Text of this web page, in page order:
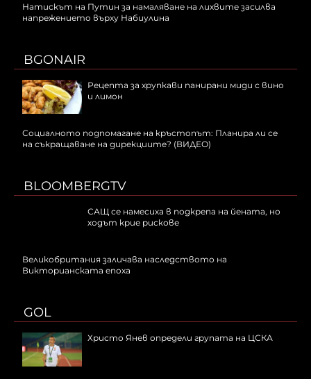
Натискът на Путин за намаляване на лихвите засилва
напрежението върху Набиулина
BGONAIR
Рецепта за хрупкави панирани миди с вино
и лимон
Социалното подпомагане на кръстопът: Планира ли се
на съкращаване на дирекциите? (ВИДЕО)
BLOOMBERGTV
САЩ се намесиха в подкрепа на йената, но
ходът крие рискове
Великобритания заличава наследството на
Викторианската епоха
GOL
Христо Янев определи групата на ЦСКА